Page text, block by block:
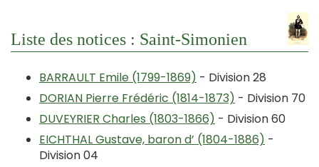
Liste des notices : Saint-Simonien
BARRAULT Emile (1799-1869) - Division 28
DORIAN Pierre Frédéric (1814-1873) - Division 70
DUVEYRIER Charles (1803-1866) - Division 60
EICHTHAL Gustave, baron d’ (1804-1886) -
Division 04